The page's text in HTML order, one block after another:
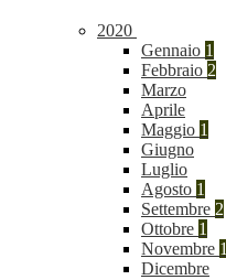
2020
Gennaio 1
Febbraio 2
Marzo
Aprile
Maggio 1
Giugno
Luglio
Agosto 1
Settembre 2
Ottobre 1
Novembre 1
Dicembre